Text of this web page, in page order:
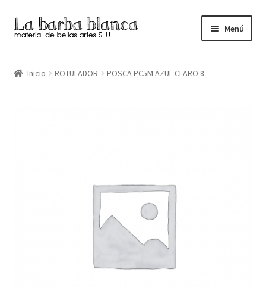
Ir
a
navegación
Ir
al
Menú
Inicio ROTULADOR POSCA PC5M AZUL CLARO 8